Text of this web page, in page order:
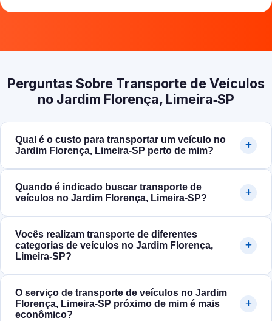
Perguntas Sobre Transporte de Veículos
no Jardim Florença, Limeira‑SP
Qual é o custo para transportar um veículo no
Jardim Florença, Limeira‑SP perto de mim?
Quando é indicado buscar transporte de
veículos no Jardim Florença, Limeira‑SP?
Vocês realizam transporte de diferentes
categorias de veículos no Jardim Florença,
Limeira‑SP?
O serviço de transporte de veículos no Jardim
Florença, Limeira‑SP próximo de mim é mais
econômico?